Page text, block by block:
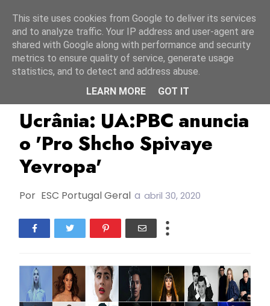
TOP UA:PBC
Ucrânia: UA:PBC anuncia
o 'Pro Shcho Spivaye
Yevropa'
Por ESC Portugal Geral a abril 30, 2020
This site uses cookies from Google to deliver its services
and to analyze traffic. Your IP address and user-agent are
shared with Google along with performance and security
metrics to ensure quality of service, generate usage
statistics, and to detect and address abuse.
LEARN MORE
GOT IT